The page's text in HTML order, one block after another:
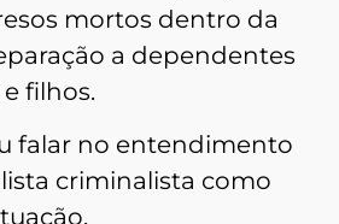
mortos dentro da
a dependentes
filhos.
falar no entendimento
criminalista como